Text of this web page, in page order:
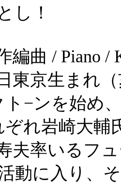
し！
編曲 / Piano /
東京生まれ
ト−ンを始め
れ岩崎大輔
夫率いるフ
動に入り、